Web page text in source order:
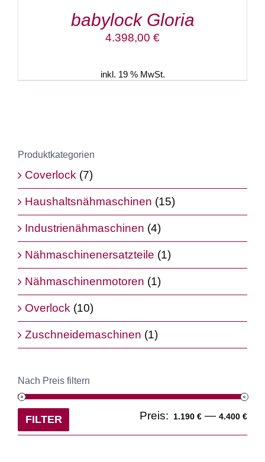
babylock Gloria
4.398,00 €
inkl. 19 % MwSt.
Produktkategorien
Coverlock (7)
Haushaltsnähmaschinen (15)
Industrienähmaschinen (4)
Nähmaschinenersatzteile (1)
Nähmaschinenmotoren (1)
Overlock (10)
Zuschneidemaschinen (1)
Nach Preis filtern
FILTER Preis: 1.190 € — 4.400 €